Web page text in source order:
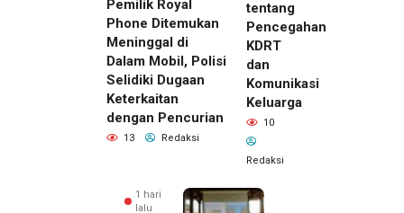
Pemilik Royal
Phone Ditemukan
Meninggal di
Dalam Mobil, Polisi
Selidiki Dugaan
Keterkaitan
dengan Pencurian
13 Redaksi
tentang
Pencegahan
KDRT
dan
Komunikasi
Keluarga
10
Redaksi
1 hari
lalu